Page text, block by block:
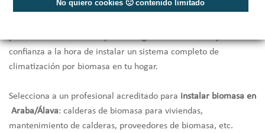
No quiero cookies 🙁 contenido limitado
Te ofrecemos una selección de losmejores instaladores de
confianza a la hora de instalar un sistema completo de
climatización por biomasa en tu hogar.
Selecciona a un profesional acreditado para instalar biomasa en
Araba/Álava: calderas de biomasa para viviendas,
mantenimiento de calderas, proveedores de biomasa, etc.